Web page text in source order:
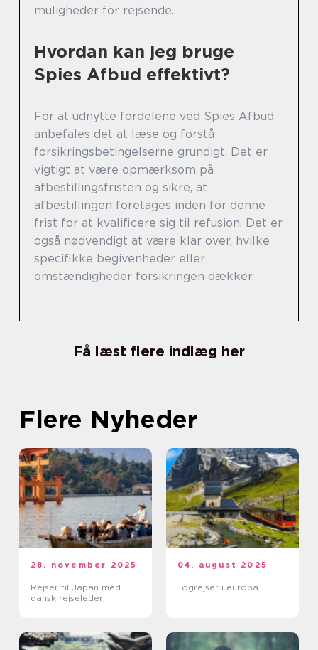
muligheder for rejsende.
Hvordan kan jeg bruge
Spies Afbud effektivt?
For at udnytte fordelene ved Spies Afbud
anbefales det at læse og forstå
forsikringsbetingelserne grundigt. Det er
vigtigt at være opmærksom på
afbestillingsfristen og sikre, at
afbestillingen foretages inden for denne
frist for at kvalificere sig til refusion. Det er
også nødvendigt at være klar over, hvilke
specifikke begivenheder eller
omstændigheder forsikringen dækker.
Få læst flere indlæg her
Flere Nyheder
28. november 2025
Rejser til Japan med
dansk rejseleder
04. august 2025
Togrejser i europa